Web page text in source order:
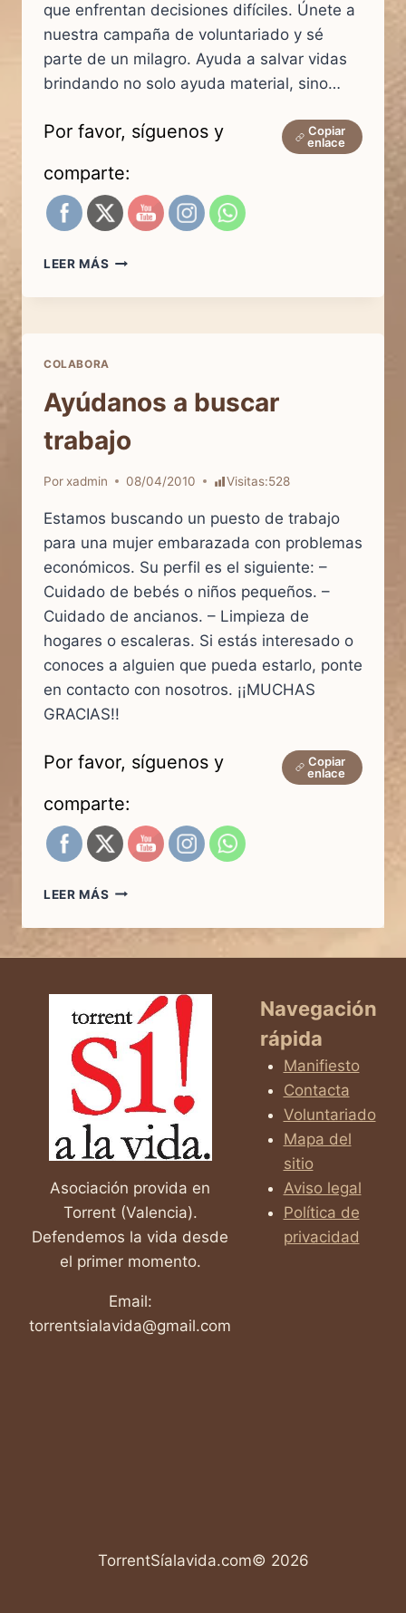
que enfrentan decisiones difíciles. Únete a
nuestra campaña de voluntariado y sé
parte de un milagro. Ayuda a salvar vidas
brindando no solo ayuda material, sino…
Por favor, síguenos y
comparte:
Copiar
enlace
LEER MÁS EXISTEN
ÁNGELES
COLABORA
Ayúdanos a buscar
trabajo
Por xadmin 08/04/2010 Visitas:528
Estamos buscando un puesto de trabajo
para una mujer embarazada con problemas
económicos. Su perfil es el siguiente: –
Cuidado de bebés o niños pequeños. –
Cuidado de ancianos. – Limpieza de
hogares o escaleras. Si estás interesado o
conoces a alguien que pueda estarlo, ponte
en contacto con nosotros. ¡¡MUCHAS
GRACIAS!!
Por favor, síguenos y
comparte:
Copiar
enlace
LEER MÁS AYÚDANOS
BUSCAR
Asociación provida en
Torrent (Valencia).
Defendemos la vida desde
el primer momento.
Email:
torrentsialavida@gmail.com
Navegación
rápida
Manifiesto
Contacta
Voluntariado
Mapa del
sitio
Aviso legal
Política de
privacidad
TorrentSíalavida.com© 2026